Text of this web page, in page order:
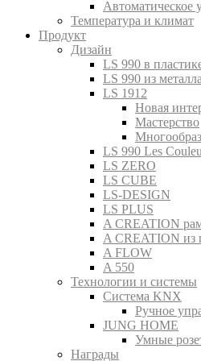
Автоматическое
Температура и климат
Продукт
Дизайн
LS 990 в
LS 990 из металла
LS 1912
Новая
Мастерство
LS 990 Les
LS ZERO
LS CUBE
LS-DESIGN
LS PLUS
A CREATION
A CREATION из
A FLOW
A 550
Технологии и системы
Система KNX
Ручное
JUNG HOME
Умные
Награды